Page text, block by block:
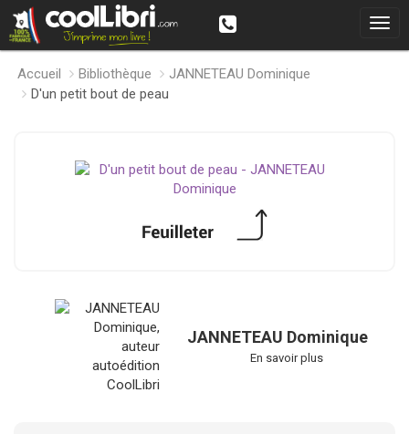
Accueil Bibliothèque
JANNETEAU Dominique
D'un petit bout de peau
JANNETEAU Dominique
En savoir plus